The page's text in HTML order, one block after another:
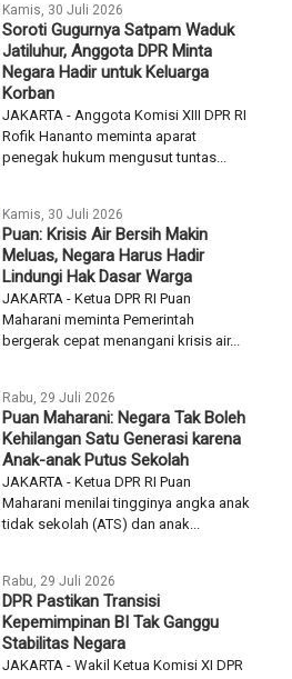
Kamis, 30 Juli 2026
Soroti Gugurnya Satpam Waduk
Jatiluhur, Anggota DPR Minta
Negara Hadir untuk Keluarga
Korban
JAKARTA - Anggota Komisi XIII DPR RI
Rofik Hananto meminta aparat
penegak hukum mengusut tuntas...
Kamis, 30 Juli 2026
Puan: Krisis Air Bersih Makin
Meluas, Negara Harus Hadir
Lindungi Hak Dasar Warga
JAKARTA - Ketua DPR RI Puan
Maharani meminta Pemerintah
bergerak cepat menangani krisis air...
Rabu, 29 Juli 2026
Puan Maharani: Negara Tak Boleh
Kehilangan Satu Generasi karena
Anak-anak Putus Sekolah
JAKARTA - Ketua DPR RI Puan
Maharani menilai tingginya angka anak
tidak sekolah (ATS) dan anak...
Rabu, 29 Juli 2026
DPR Pastikan Transisi
Kepemimpinan BI Tak Ganggu
Stabilitas Negara
JAKARTA - Wakil Ketua Komisi XI DPR